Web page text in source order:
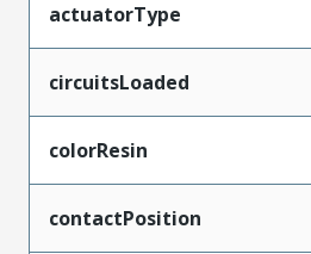
actuatorType
circuitsLoaded
colorResin
contactPosition